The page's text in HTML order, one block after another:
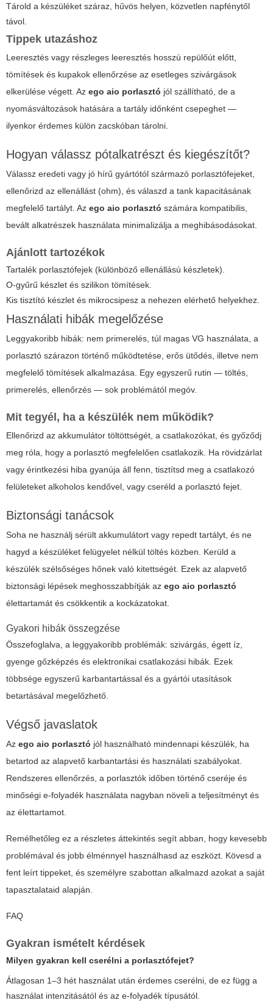
Tárold a készüléket száraz, hűvös helyen, közvetlen napfénytől
távol.
Tippek utazáshoz
Leeresztés vagy részleges leeresztés hosszú repülőút előtt,
tömítések és kupakok ellenőrzése az esetleges szivárgások
elkerülése végett. Az ego aio porlasztó jól szállítható, de a
nyomásváltozások hatására a tartály időnként csepeghet —
ilyenkor érdemes külön zacskóban tárolni.
Hogyan válassz pótalkatrészt és kiegészítőt?
Válassz eredeti vagy jó hírű gyártótól származó porlasztófejeket,
ellenőrizd az ellenállást (ohm), és válaszd a tank kapacitásának
megfelelő tartályt. Az ego aio porlasztó számára kompatibilis,
bevált alkatrészek használata minimalizálja a meghibásodásokat.
Ajánlott tartozékok
Tartalék porlasztófejek (különböző ellenállású készletek).
O-gyűrű készlet és szilikon tömítések.
Kis tisztító készlet és mikrocsipesz a nehezen elérhető helyekhez.
Használati hibák megelőzése
Leggyakoribb hibák: nem primerelés, túl magas VG használata, a
porlasztó szárazon történő működtetése, erős ütődés, illetve nem
megfelelő tömítések alkalmazása. Egy egyszerű rutin — töltés,
primerelés, ellenőrzés — sok problémától megóv.
Mit tegyél, ha a készülék nem működik?
Ellenőrizd az akkumulátor töltöttségét, a csatlakozókat, és győződj
meg róla, hogy a porlasztó megfelelően csatlakozik. Ha rövidzárlat
vagy érintkezési hiba gyanúja áll fenn, tisztítsd meg a csatlakozó
felületeket alkoholos kendővel, vagy cseréld a porlasztó fejet.
Biztonsági tanácsok
Soha ne használj sérült akkumulátort vagy repedt tartályt, és ne
hagyd a készüléket felügyelet nélkül töltés közben. Kerüld a
készülék szélsőséges hőnek való kitettségét. Ezek az alapvető
biztonsági lépések meghosszabbítják az ego aio porlasztó
élettartamát és csökkentik a kockázatokat.
Gyakori hibák összegzése
Összefoglalva, a leggyakoribb problémák: szivárgás, égett íz,
gyenge gőzképzés és elektronikai csatlakozási hibák. Ezek
többsége egyszerű karbantartással és a gyártói utasítások
betartásával megelőzhető.
Végső javaslatok
Az ego aio porlasztó jól használható mindennapi készülék, ha
betartod az alapvető karbantartási és használati szabályokat.
Rendszeres ellenőrzés, a porlasztók időben történő cseréje és
minőségi e-folyadék használata nagyban növeli a teljesítményt és
az élettartamot.
Remélhetőleg ez a részletes áttekintés segít abban, hogy kevesebb
problémával és jobb élménnyel használhasd az eszközt. Kövesd a
fent leírt tippeket, és személyre szabottan alkalmazd azokat a saját
tapasztalataid alapján.
FAQ
Gyakran ismételt kérdések
Milyen gyakran kell cserélni a porlasztófejet?
Átlagosan 1–3 hét használat után érdemes cserélni, de ez függ a
használat intenzitásától és az e-folyadék típusától.